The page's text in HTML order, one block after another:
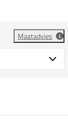
Maatadvies